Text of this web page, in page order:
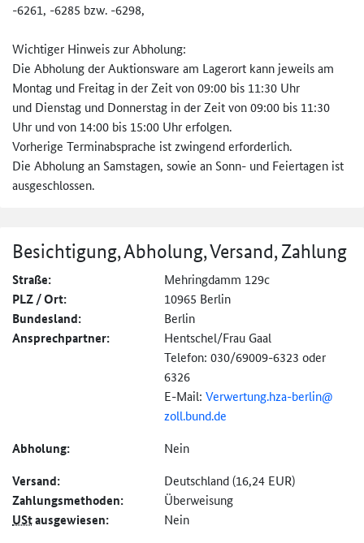
-6261, -6285 bzw. -6298,
Wichtiger Hinweis zur Abholung:
Die Abholung der Auktionsware am Lagerort kann jeweils am
Montag und Freitag in der Zeit von 09:00 bis 11:30 Uhr
und Dienstag und Donnerstag in der Zeit von 09:00 bis 11:30
Uhr und von 14:00 bis 15:00 Uhr erfolgen.
Vorherige Terminabsprache ist zwingend erforderlich.
Die Abholung an Samstagen, sowie an Sonn- und Feiertagen ist
ausgeschlossen.
Besichtigung, Abholung, Versand, Zahlung
Straße: Mehringdamm 129c
PLZ / Ort: 10965 Berlin
Bundesland: Berlin
Ansprechpartner:
Hentschel/Frau Gaal
Telefon: 030/69009-6323 oder
6326
E-Mail: Verwertung.hza-berlin@
zoll.bund.de
Abholung: Nein
Versand: Deutschland (16,24 EUR)
Zahlungs­methoden: Überweisung
UStausgewiesen: Nein